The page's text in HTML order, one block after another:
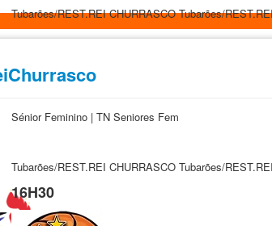
Tubarões/REST.REI CHURRASCOTubarões/
Sénior Feminino | TN Seniores Fem
Tubarões/REST.REI CHURRASCOTubarões/
16H30